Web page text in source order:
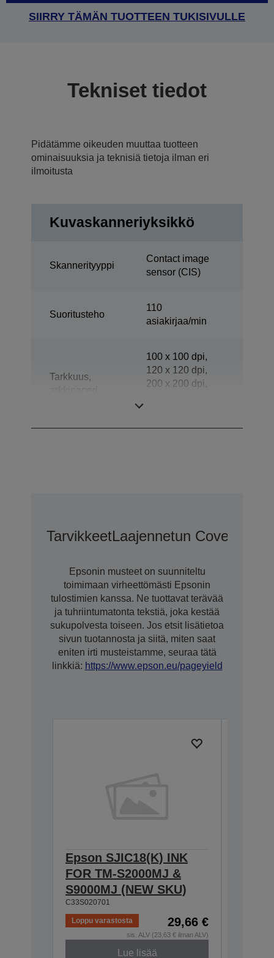
SIIRRY TÄMÄN TUOTTEEN TUKISIVULLE
Tekniset tiedot
Pidätämme oikeuden muuttaa tuotteen
ominaisuuksia ja teknisiä tietoja ilman eri
ilmoitusta
Kuvaskanneriyksikkö
Skannerityyppi
Contact image
sensor (CIS)
Suoritusteho
110
asiakirjaa/min
Tarkkuus,
100 x 100 dpi,
120 x 120 dpi,
200 x 200 dpi,
TarvikkeetLaajennetun CoverPlus-
Epsonin musteet on suunniteltu
toimimaan virheettömästi Epsonin
tulostimien kanssa. Ne tuottavat terävää
ja tuhriintumatonta tekstiä, joka kestää
sukupolvesta toiseen. Jos etsit lisätietoa
sivun tuotannosta ja siitä, miten saat
eniten irti musteistamme, seuraa tätä
linkkiä: https://www.epson.eu/pageyield
Epson SJIC18(K) INK
FOR TM-S2000MJ &
S9000MJ (NEW SKU)
C33S020701
Loppu varastosta 29,66 €
sis. ALV (23,63 € ilman ALV)
Lue lisää